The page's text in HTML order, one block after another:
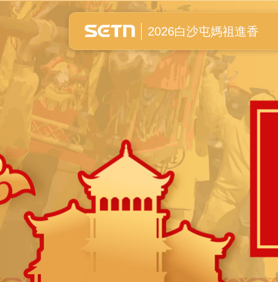
白沙屯媽祖進香全紀錄
2026白沙屯媽祖進香